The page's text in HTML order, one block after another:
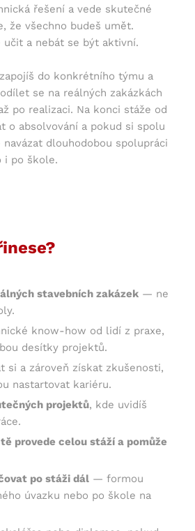
řešení a vede skutečné
že všechno budeš umět.
a nebát se být aktivní.
do konkrétního týmu a
se na reálných zakázkách
po realizaci. Na konci stáže od
o absolvování a pokud si spolu
dlouhodobou spolupráci
i po škole.
stavebních zakázek — ne
know-how od lidí z praxe,
desítky projektů.
si a zároveň získat zkušenosti,
nastartovat kariéru.
projektů, kde uvidíš
provede celou stáží a pomůže
po stáži dál — formou
úvazku nebo po škole na